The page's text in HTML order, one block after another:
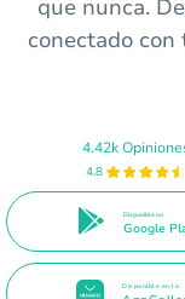
que nunca.
conectado
4.42k
4.8
Disponible en
Google
Disponible en la